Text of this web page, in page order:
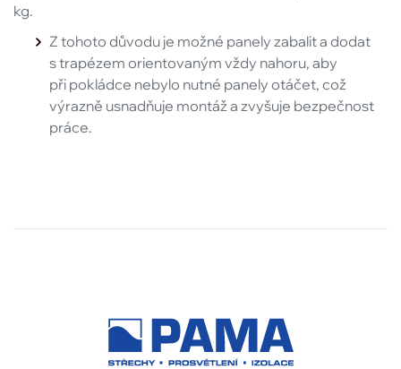
kg.
Z tohoto důvodu je možné panely zabalit a dodat
s trapézem orientovaným vždy nahoru, aby
při pokládce nebylo nutné panely otáčet, což
výrazně usnadňuje montáž a zvyšuje bezpečnost
práce.